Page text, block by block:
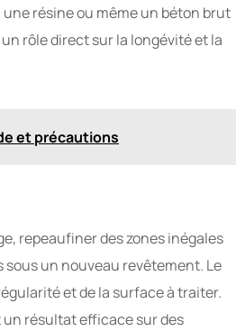
résine ou même un béton brut
rôle direct sur la longévité et la
et précautions
repeaufiner des zones inégales
un nouveau revêtement. Le
et de la surface à traiter.
un résultat efficace sur des